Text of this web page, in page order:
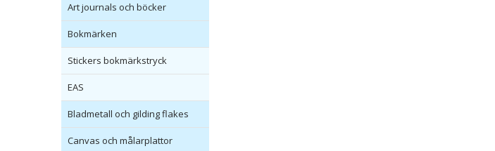
Art journals och böcker
Bokmärken
Stickers bokmärkstryck
EAS
Bladmetall och gilding flakes
Canvas och målarplattor